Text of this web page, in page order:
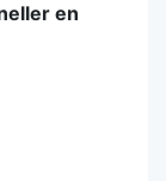
en